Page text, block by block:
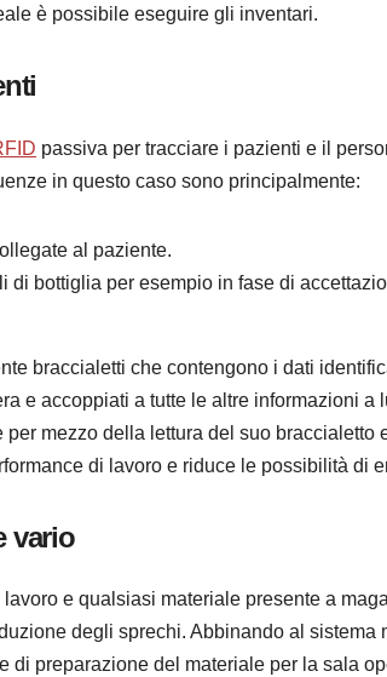
è possibile eseguire gli inventari.
passiva per tracciare i pazienti e il
in questo caso sono principalmente:
al paziente.
di bottiglia per esempio in fase di
braccialetti che contengono i dati
e accoppiati a tutte le altre informazioni a
mezzo della lettura del suo braccialetto
di lavoro e riduce le possibilità di
vario
e qualsiasi materiale presente a
degli sprechi. Abbinando al sistema
di preparazione del materiale per la sala